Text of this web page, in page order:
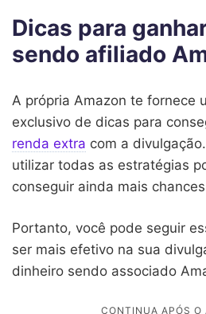
Dicas para
sendo afiliado
A própria Amazon te fornece
exclusivo de dicas para
renda extra com a
utilizar todas as estratégias
conseguir ainda mais
Portanto, você pode seguir
ser mais efetivo na sua
dinheiro sendo associado